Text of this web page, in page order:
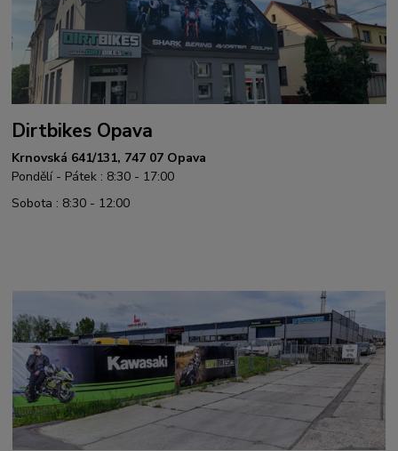
Dirtbikes Opava
Krnovská 641/131, 747 07 Opava
Pondělí - Pátek : 8:30 - 17:00
Sobota : 8:30 - 12:00